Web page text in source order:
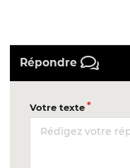
Répondre
Votre texte